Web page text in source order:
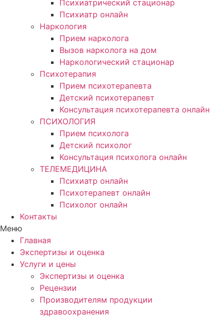
Психиатрический стационар
Психиатр онлайн
Наркология
Прием нарколога
Вызов нарколога на дом
Наркологический стационар
Психотерапия
Прием психотерапевта
Детский психотерапевт
Консультация психотерапевта онлайн
ПСИХОЛОГИЯ
Прием психолога
Детский психолог
Консультация психолога онлайн
ТЕЛЕМЕДИЦИНА
Психиатр онлайн
Психотерапевт онлайн
Психолог онлайн
Контакты
Меню
Главная
Экспертизы и оценка
Услуги и цены
Экспертизы и оценка
Рецензии
Производителям продукции
здравоохранения